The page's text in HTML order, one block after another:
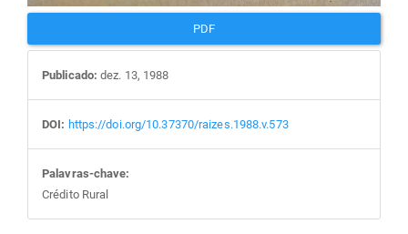
PDF
Publicado: dez. 13, 1988
DOI: https://doi.org/10.37370/raizes.1988.v.573
Palavras-chave:
Crédito Rural